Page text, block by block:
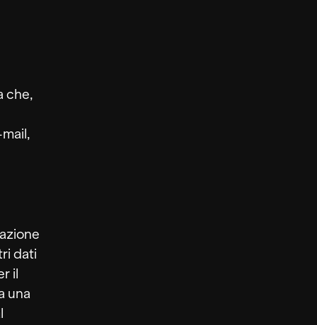
che,
dati
il
una